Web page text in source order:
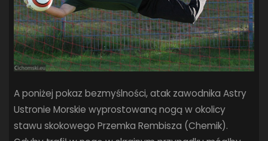
A poniżej pokaz bezmyślności, atak zawodnika Astry
Ustronie Morskie wyprostowaną nogą w okolicy
stawu skokowego Przemka Rembisza (Chemik).